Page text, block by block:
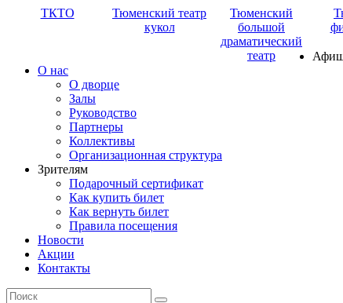
ТКТО
Тюменский театр
кукол
Тюменский
большой
драматический
театр
О нас
О дворце
Залы
Руководство
Партнеры
Коллективы
Организационная структура
Зрителям
Подарочный сертификат
Как купить билет
Как вернуть билет
Правила посещения
Новости
Акции
Контакты